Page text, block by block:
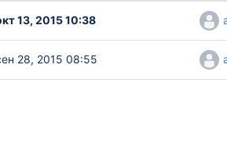
13, 2015 10:38
28, 2015 08:55